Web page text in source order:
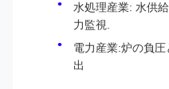
水処理産業: 水供
力監視.
電力産業:炉の負
出